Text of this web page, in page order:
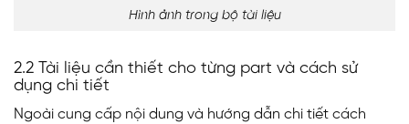
Hình ảnh trong bộ tài liệu
2.2 Tài liệu cần thiết cho từng part và cách sử
dụng chi tiết
Ngoài cung cấp nội dung và hướng dẫn chi tiết cách